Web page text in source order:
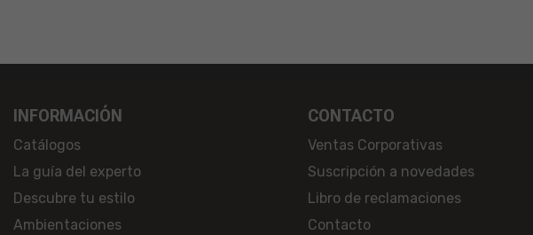
INFORMACIÓN
Catálogos
La guía del experto
Descubre tu estilo
Ambientaciones
CONTACTO
Ventas Corporativas
Suscripción a novedades
Libro de reclamaciones
Contacto